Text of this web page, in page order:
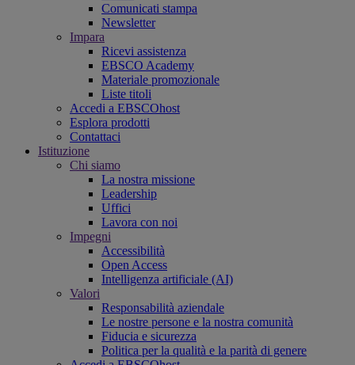
Comunicati stampa
Newsletter
Impara
Ricevi assistenza
EBSCO Academy
Materiale promozionale
Liste titoli
Accedi a EBSCOhost
Esplora prodotti
Contattaci
Istituzione
Chi siamo
La nostra missione
Leadership
Uffici
Lavora con noi
Impegni
Accessibilità
Open Access
Intelligenza artificiale (AI)
Valori
Responsabilità aziendale
Le nostre persone e la nostra comunità
Fiducia e sicurezza
Politica per la qualità e la parità di genere